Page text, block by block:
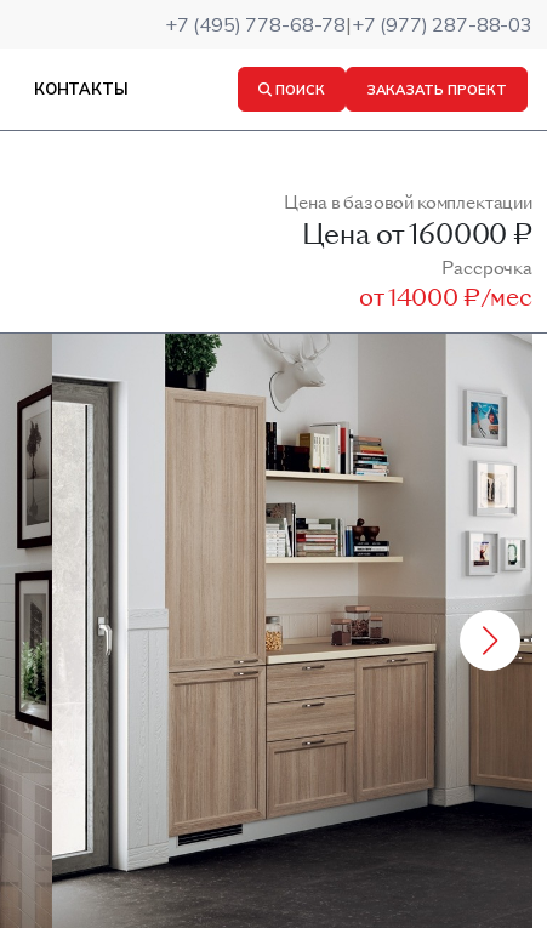
+7 (495) 778-68-78|+7 (977) 287-88-03
КОНТАКТЫ ПОИСК ЗАКАЗАТЬ ПРОЕКТ
Цена в базовой комплектации
Цена от160000 ₽
Рассрочка
от14000 ₽/мес